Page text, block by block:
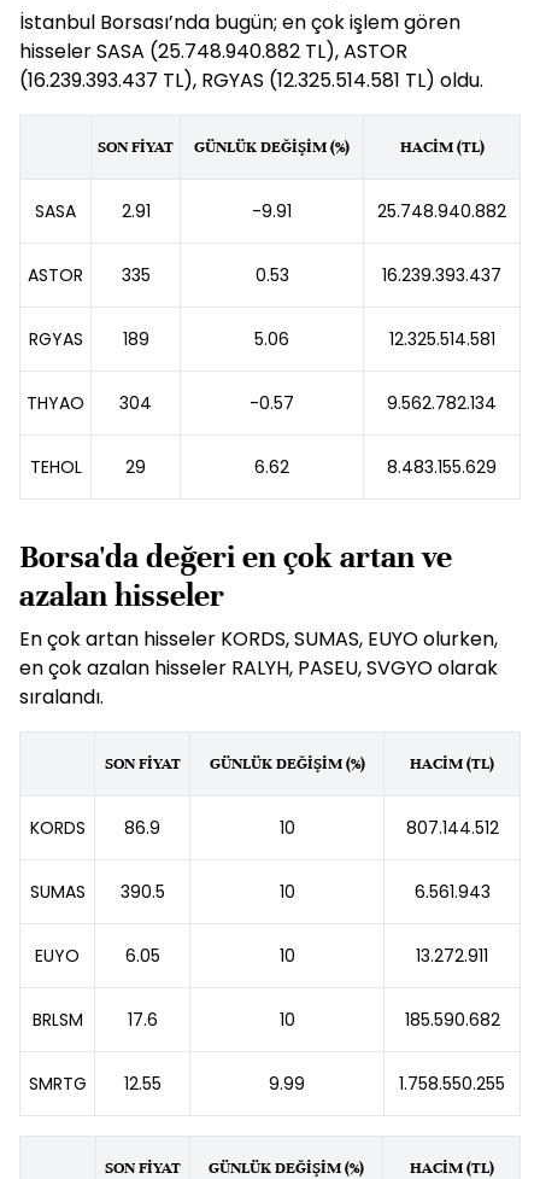
İstanbul Borsası’nda bugün; en çok işlem gören
hisseler SASA (25.748.940.882 TL), ASTOR
(16.239.393.437 TL), RGYAS (12.325.514.581 TL) oldu.
SON FİYAT GÜNLÜK DEĞİŞİM (%) HACİM (TL)
SASA 2.91 -9.91 25.748.940.882
ASTOR 335 0.53 16.239.393.437
RGYAS 189 5.06 12.325.514.581
THYAO 304 -0.57 9.562.782.134
TEHOL 29 6.62 8.483.155.629
Borsa'da değeri en çok artan ve
azalan hisseler
En çok artan hisseler KORDS, SUMAS, EUYO olurken,
en çok azalan hisseler RALYH, PASEU, SVGYO olarak
sıralandı.
SON FİYAT GÜNLÜK DEĞİŞİM (%) HACİM (TL)
KORDS 86.9 10 807.144.512
SUMAS 390.5 10 6.561.943
EUYO 6.05 10 13.272.911
BRLSM 17.6 10 185.590.682
SMRTG 12.55 9.99 1.758.550.255
SON FİYAT GÜNLÜK DEĞİŞİM (%) HACİM (TL)